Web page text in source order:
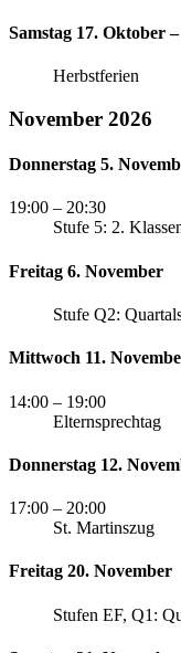
Samstag 17. Oktober
Herbstferien
November 2026
Donnerstag 5.
19:00 – 20:30
Stufe 5: 2.
Freitag 6. November
Stufe Q2:
Mittwoch 11.
14:00 – 19:00
Elternsprechtag
Donnerstag 12.
17:00 – 20:00
St. Martinszug
Freitag 20. November
Stufen EF, Q1: